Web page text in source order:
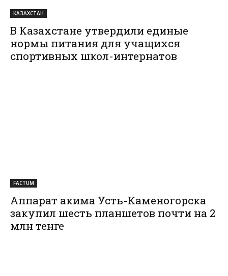
КАЗАХСТАН
В Казахстане утвердили единые
нормы питания для учащихся
спортивных школ-интернатов
FACTUM
Аппарат акима Усть-Каменогорска
закупил шесть планшетов почти на 2
млн тенге